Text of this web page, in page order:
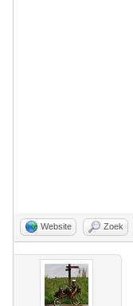
Website Zoek